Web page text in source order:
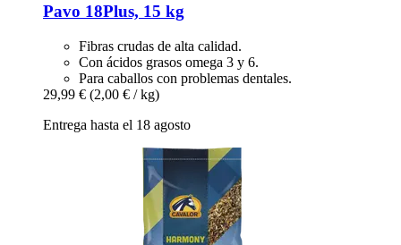
Pavo 18Plus, 15 kg
Fibras crudas de alta calidad.
Con ácidos grasos omega 3 y 6.
Para caballos con problemas dentales.
29,99 € (2,00 € / kg)
Entrega hasta el 18 agosto